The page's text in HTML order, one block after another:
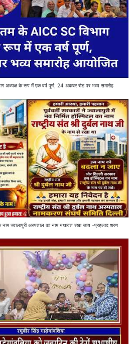
अध्यक्ष के रूप में एक वर्ष पूर्ण, 24 अकबर रोड पर भव्य समारोह
नाम ज्वालापुरी अस्पताल का नाम यथावत रखा जाय -प्रहलाद शरण